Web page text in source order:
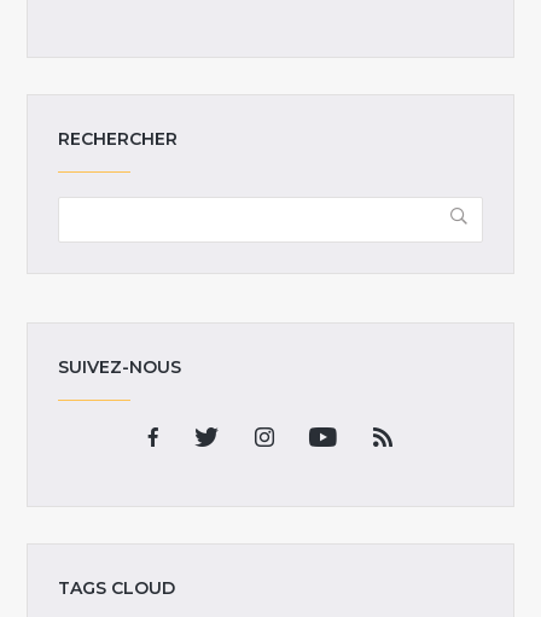
RECHERCHER
SUIVEZ-NOUS
TAGS CLOUD